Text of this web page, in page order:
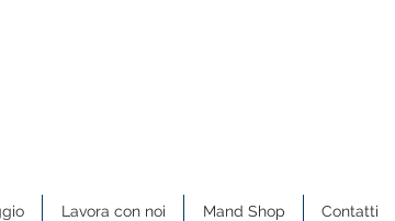
Lavora con noi Mand Shop Contatti